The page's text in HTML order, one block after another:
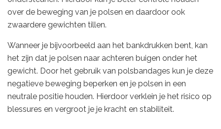
over de beweging van je polsen en daardoor ook
zwaardere gewichten tillen.
Wanneer je bijvoorbeeld aan het bankdrukken bent, kan
het zijn dat je polsen naar achteren buigen onder het
gewicht. Door het gebruik van polsbandages kun je deze
negatieve beweging beperken en je polsen in een
neutrale positie houden. Hierdoor verklein je het risico op
blessures en vergroot je je kracht en stabiliteit.